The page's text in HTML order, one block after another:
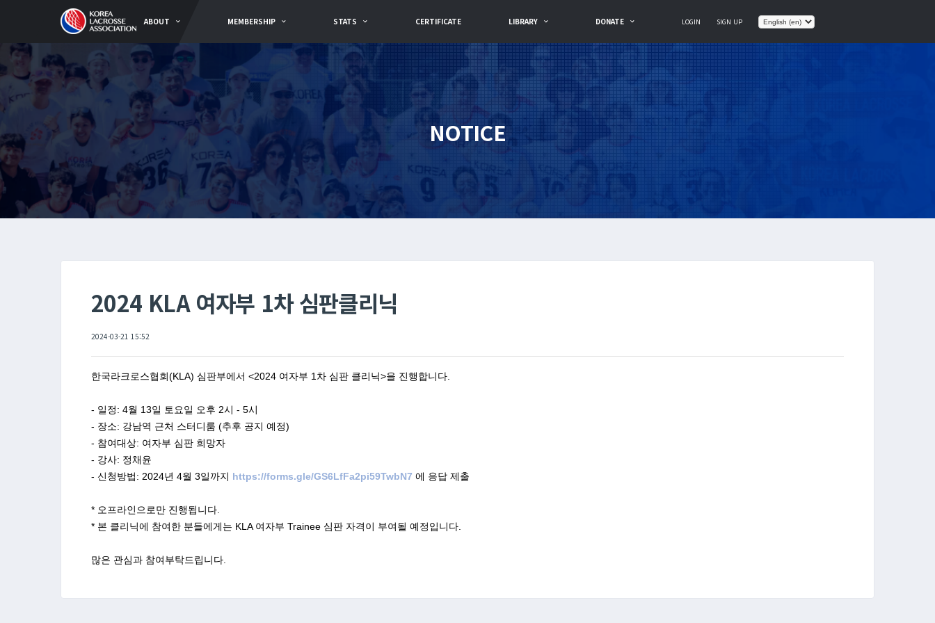
ABOUT MEMBERSHIP STATS CERTIFICATE LIBRARY DONATE LOGIN SIGN UP
NOTICE
2024 KLA 여자부 1차 심판클리닉
2024-03-21 15:52
한국라크로스협회(KLA) 심판부에서 <2024 여자부 1차 심판 클리닉>을 진행합니다.
- 일정: 4월 13일 토요일 오후 2시 - 5시
- 장소: 강남역 근처 스터디룸 (추후 공지 예정)
- 참여대상: 여자부 심판 희망자
- 강사: 정채윤
- 신청방법: 2024년 4월 3일까지 https://forms.gle/GS6LfFa2pi59TwbN7 에 응답 제출
* 오프라인으로만 진행됩니다.
* 본 클리닉에 참여한 분들에게는 KLA 여자부 Trainee 심판 자격이 부여될 예정입니다.
많은 관심과 참여부탁드립니다.